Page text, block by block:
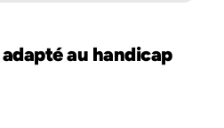
au handicap